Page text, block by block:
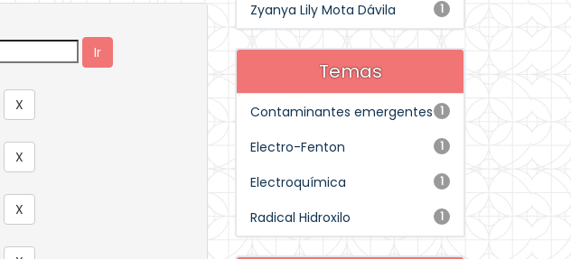
1
Zyanya Lily Mota Dávila
Temas
1
Contaminantes emergentes
1
Electro-Fenton
1
Electroquímica
1
Radical Hidroxilo